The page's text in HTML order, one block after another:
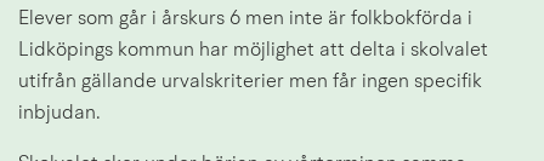
Elever som går i årskurs 6 men inte är folkbokförda i
Lidköpings kommun har möjlighet att delta i skolvalet
utifrån gällande urvalskriterier men får ingen specifik
inbjudan.